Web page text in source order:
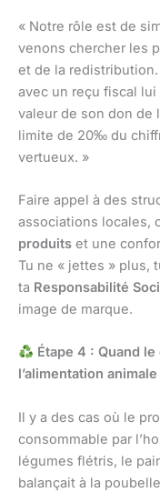
« Notre rôle est de
venons chercher les
et de la
avec un reçu fiscal
valeur de son don de
limite de 20‰ du
vertueux. »
Faire appel à des
associations locales,
produits et une
Tu ne « jettes » plus,
ta Responsabilité
image de marque.
Étape 4 : Quand
l’alimentation
Il y a des cas où le
consommable par
légumes flétris, le
balançait à la